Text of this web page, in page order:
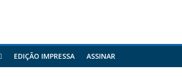
EDIÇÃO IMPRESSA ASSINAR